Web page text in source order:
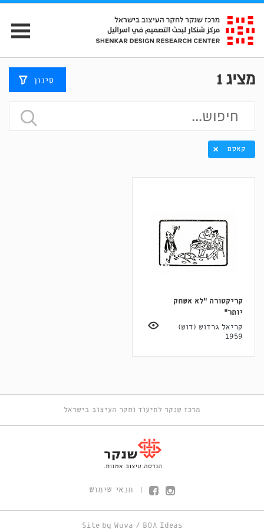
מציג1 סינון
קאסם
קריקטורה "לא אשחק
יותר"
קריאל גרדוש (דוש)
1959
מרכז שנקר לתיעוד וחקר העיצוב בישראל
תנאי שימוש
Site by Wuwa / BOA Ideas